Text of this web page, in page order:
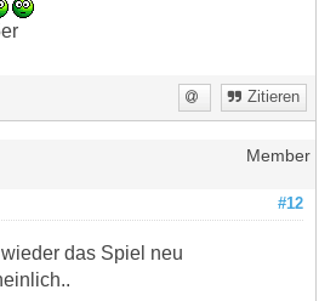
Zitieren
Member
#12
das Spiel neu